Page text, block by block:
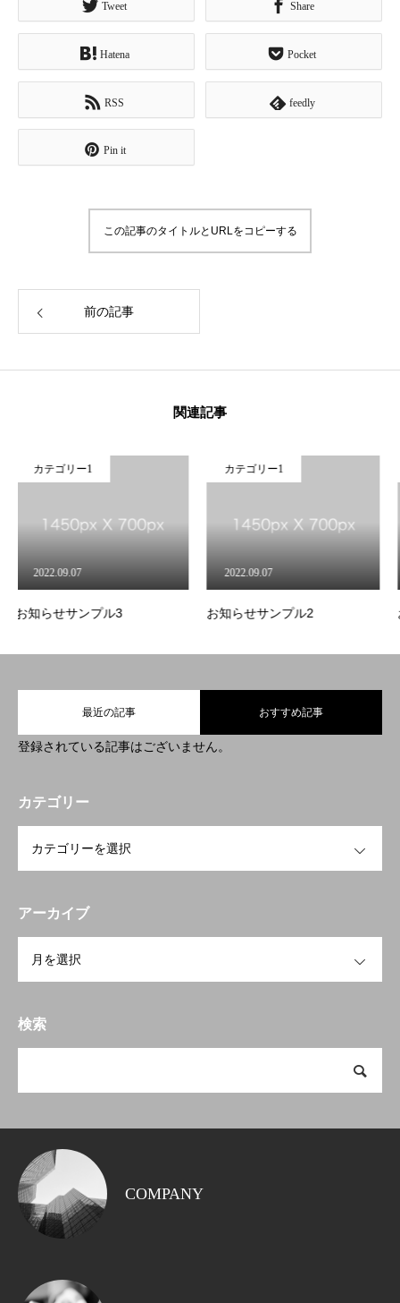
Project
Tweet Share
Hatena Pocket
RSS feedly
Pin it
この記事のタイトルとURLをコピーする
前の記事
関連記事
プル3 お知らせサンプル2 お知らせサン
最近の記事 おすすめ記事
登録されている記事はございません。
カテゴリー
アーカイブ
検索
COMPANY